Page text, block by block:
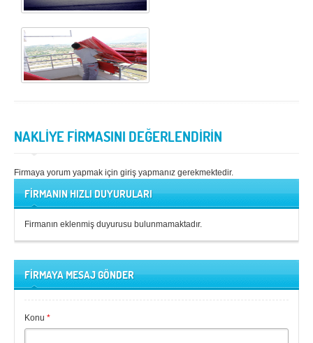
NAKLİYE FİRMASINI DEĞERLENDİRİN
Firmaya yorum yapmak için giriş yapmanız gerekmektedir.
FİRMANIN HIZLI DUYURULARI
Firmanın eklenmiş duyurusu bulunmamaktadır.
FİRMAYA MESAJ GÖNDER
Konu *